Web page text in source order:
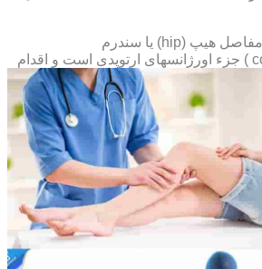
اما آرتریت سپتیک ویژه مفاصل هیپ (hip) یا سندرم
کمپارتمان(compartment ) جزء اورژانسهای ارتوپدی است و اقدام